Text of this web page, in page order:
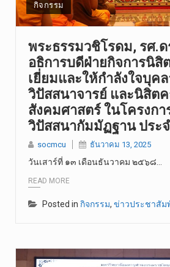
กิจกรรม
พระธรรมวชิโรดม, รศ.ด
อธิการบดีฝ่ายกิจการนิสิ
เยี่ยมและให้กำลังใจบุค
วิปัสสนาจารย์ และนิสิต
สังคมศาสตร์ ในโครงก
วิปัสสนากัมมัฏฐาน ประ
socmcu ธันวาคม 13, 2025
วันเสาร์​ที่​ ๑๓ เดือนธันวาคม​ ๒๕​๖​๘​…
READ MORE
Posted in กิจกรรม, ข่าวประชาสัม